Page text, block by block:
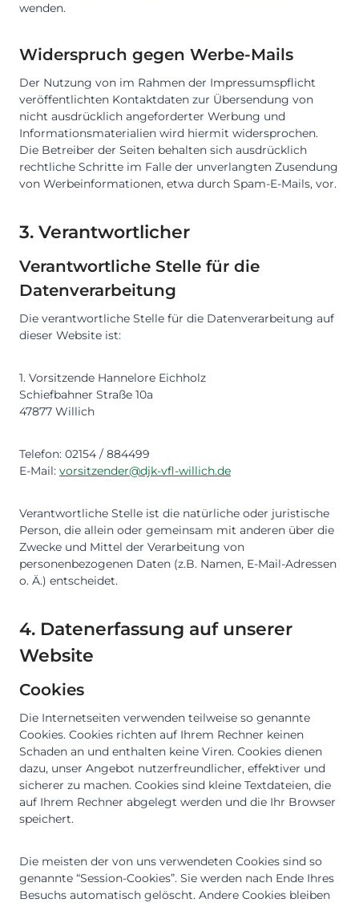
wenden.
Widerspruch gegen Werbe-Mails
Der Nutzung von im Rahmen der Impressumspflicht
veröffentlichten Kontaktdaten zur Übersendung von
nicht ausdrücklich angeforderter Werbung und
Informationsmaterialien wird hiermit widersprochen.
Die Betreiber der Seiten behalten sich ausdrücklich
rechtliche Schritte im Falle der unverlangten Zusendung
von Werbeinformationen, etwa durch Spam-E-Mails, vor.
3. Verantwortlicher
Verantwortliche Stelle für die
Datenverarbeitung
Die verantwortliche Stelle für die Datenverarbeitung auf
dieser Website ist:
1. Vorsitzende Hannelore Eichholz
Schiefbahner Straße 10a
47877 Willich
Telefon: 02154 / 884499
E-Mail: vorsitzender@djk-vfl-willich.de
Verantwortliche Stelle ist die natürliche oder juristische
Person, die allein oder gemeinsam mit anderen über die
Zwecke und Mittel der Verarbeitung von
personenbezogenen Daten (z.B. Namen, E-Mail-Adressen
o. Ä.) entscheidet.
4. Datenerfassung auf unserer
Website
Cookies
Die Internetseiten verwenden teilweise so genannte
Cookies. Cookies richten auf Ihrem Rechner keinen
Schaden an und enthalten keine Viren. Cookies dienen
dazu, unser Angebot nutzerfreundlicher, effektiver und
sicherer zu machen. Cookies sind kleine Textdateien, die
auf Ihrem Rechner abgelegt werden und die Ihr Browser
speichert.
Die meisten der von uns verwendeten Cookies sind so
genannte “Session-Cookies”. Sie werden nach Ende Ihres
Besuchs automatisch gelöscht. Andere Cookies bleiben